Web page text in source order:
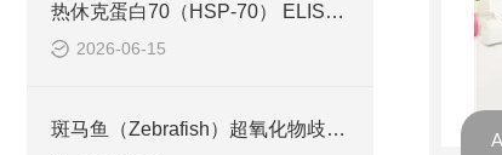
热休克蛋白70（HSP-70） ELISA检测试剂盒操作步骤
2026-06-15
斑马鱼（Zebrafish）超氧化物歧化酶（SOD） ELISA检测试剂盒检测原理